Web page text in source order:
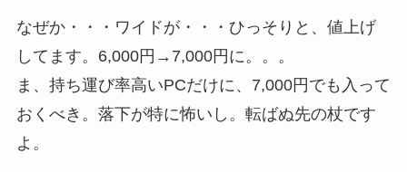
なぜか・・・ワイドが・・・ひっそりと、値上げ
してます。6,000円→7,000円に。。。
ま、持ち運び率高いPCだけに、7,000円でも入って
おくべき。落下が特に怖いし。転ばぬ先の杖です
よ。